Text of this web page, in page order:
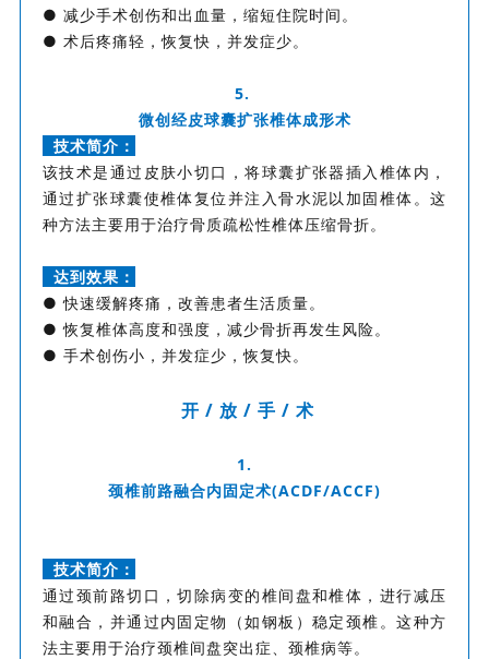
● 减少手术创伤和出血量，缩短住院时间。
● 术后疼痛轻，恢复快，并发症少。
5.
微创经皮球囊扩张椎体成形术
技术简介：
该技术是通过皮肤小切口，将球囊扩张器插入椎体内，
通过扩张球囊使椎体复位并注入骨水泥以加固椎体。这
种方法主要用于治疗骨质疏松性椎体压缩骨折。
达到效果：
● 快速缓解疼痛，改善患者生活质量。
● 恢复椎体高度和强度，减少骨折再发生风险。
● 手术创伤小，并发症少，恢复快。
开 / 放 / 手 / 术
1.
颈椎前路融合内固定术(ACDF/ACCF)
技术简介：
通过颈前路切口，切除病变的椎间盘和椎体，进行减压
和融合，并通过内固定物（如钢板）稳定颈椎。这种方
法主要用于治疗颈椎间盘突出症、颈椎病等。